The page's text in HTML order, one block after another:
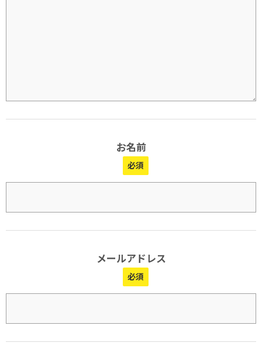
お名前
メールアドレス